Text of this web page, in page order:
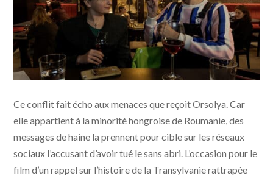
Films, Sovereign Films, Paul Thiltges Distributions -
Météore Films
Ce conflit fait écho aux menaces que reçoit Orsolya. Car
elle appartient à la minorité hongroise de Roumanie, des
messages de haine la prennent pour cible sur les réseaux
sociaux l’accusant d’avoir tué le sans abri. L’occasion pour le
film d’un rappel sur l’histoire de la Transylvanie rattrapée